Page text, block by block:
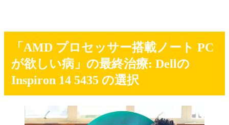
「AMD プロセッサー搭載ノート PC
が欲しい病」の最終治療: Dellの
Inspiron 14 5435 の選択